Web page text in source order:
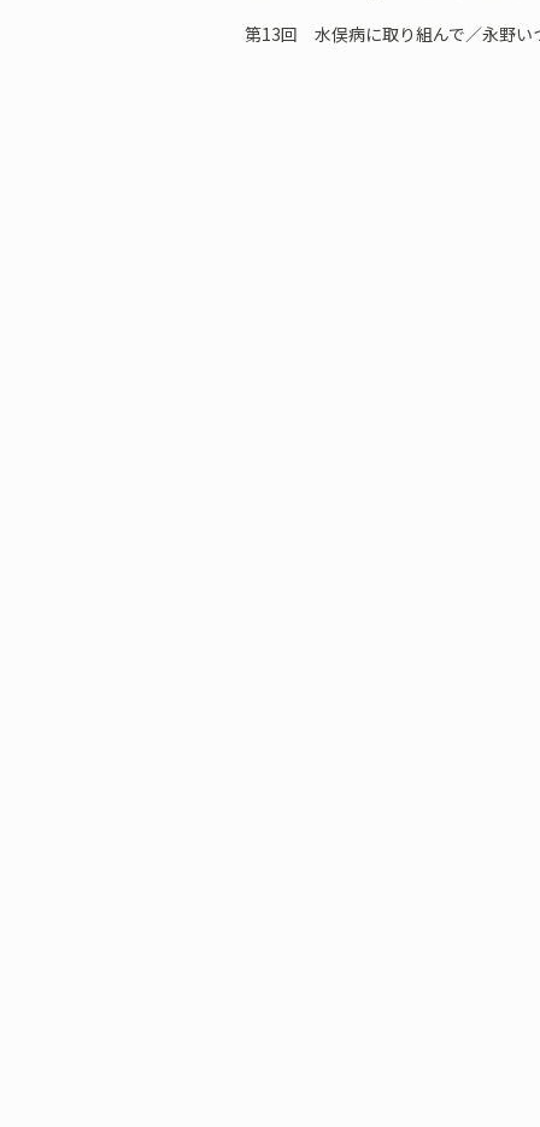
第13回 水俣病に取り組んで／永野い